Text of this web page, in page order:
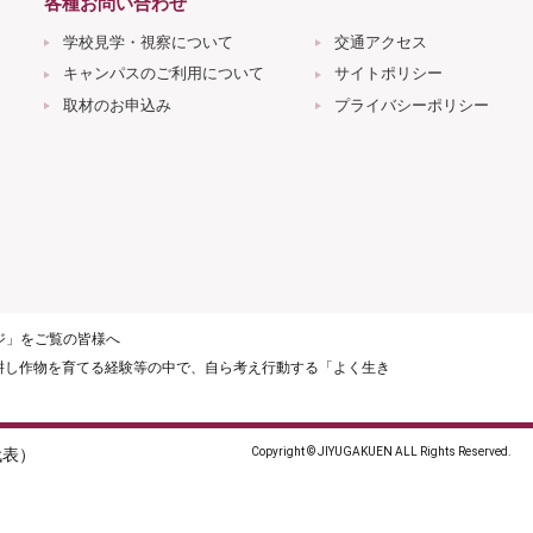
学校見学・視察について
キャンパスのご利用について
取材のお申込み
交通アクセス
サイトポリシー
プライバシーポリシー
をご覧の皆様へ
作物を育てる経験等の中で、自ら考え行動する「よく生き
） Copyright © JIYUGAKUEN ALL Rights Reserved.